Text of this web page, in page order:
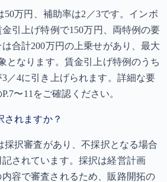
50万円、補助率は2／3です。インボ
引上げ特例で150万円、両特例の要
合計200万円の上乗せがあり、最大
となります。賃金引上げ特例のうち
／4に引き上げられます。詳細な要
〜11をご確認ください。
されますか？
採択審査があり、不採択となる場合
されています。採択は経営計画
容で審査されるため、販路開拓の